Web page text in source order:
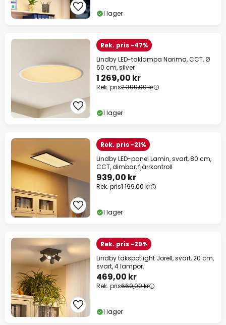
I lager
Rek. pris -47%
Lindby LED-taklampa Narima, CCT, Ø
60 cm, silver
1 269,00 kr
Rek. pris2 399,00 kr
I lager
Rek. pris -21%
Lindby LED-panel Lamin, svart, 80 cm,
CCT, dimbar, fjärrkontroll
939,00 kr
Rek. pris1 199,00 kr
I lager
Rek. pris -29%
Lindby takspotlight Jorell, svart, 20 cm,
svart, 4 lampor.
469,00 kr
Rek. pris669,00 kr
I lager